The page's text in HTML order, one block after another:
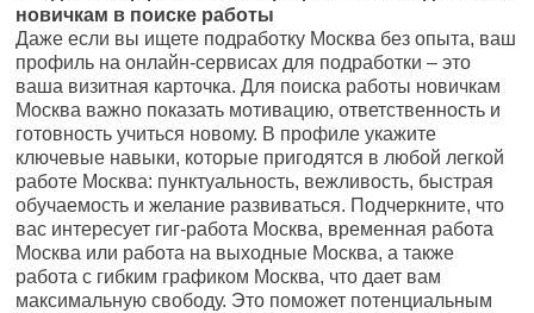
новичкам в поиске работы
Даже если вы ищете подработку Москва без опыта, ваш
профиль на онлайн-сервисах для подработки – это
ваша визитная карточка. Для поиска работы новичкам
Москва важно показать мотивацию, ответственность и
готовность учиться новому. В профиле укажите
ключевые навыки, которые пригодятся в любой легкой
работе Москва: пунктуальность, вежливость, быстрая
обучаемость и желание развиваться. Подчеркните, что
вас интересует гиг-работа Москва, временная работа
Москва или работа на выходные Москва, а также
работа с гибким графиком Москва, что дает вам
максимальную свободу. Это поможет потенциальным